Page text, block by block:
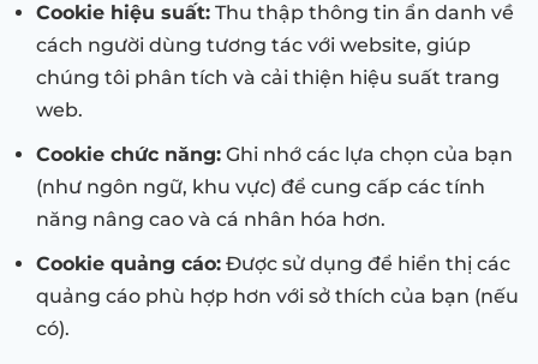
Cookie hiệu suất: Thu thập thông tin ẩn danh về
cách người dùng tương tác với website, giúp
chúng tôi phân tích và cải thiện hiệu suất trang
web.
Cookie chức năng: Ghi nhớ các lựa chọn của bạn
(như ngôn ngữ, khu vực) để cung cấp các tính
năng nâng cao và cá nhân hóa hơn.
Cookie quảng cáo: Được sử dụng để hiển thị các
quảng cáo phù hợp hơn với sở thích của bạn (nếu
có).